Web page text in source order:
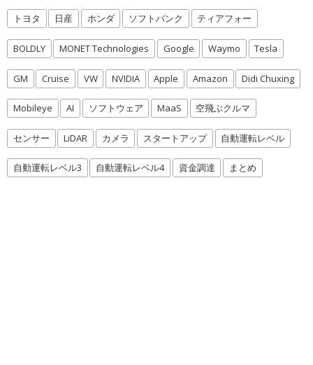
トヨタ 日産 ホンダ ソフトバンク ティアフォー
BOLDLY MONET Technologies Google Waymo Tesla
GM Cruise VW NVIDIA Apple Amazon Didi Chuxing
Mobileye AI ソフトウェア MaaS 空飛ぶクルマ
センサー LiDAR カメラ スタートアップ 自動運転レベル
自動運転レベル3 自動運転レベル4 資金調達 まとめ